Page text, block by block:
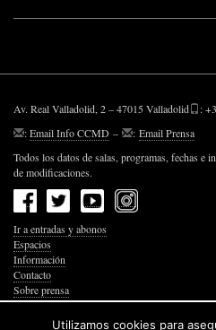
Av. Real Valladolid, 2 – 47015 Valladolid
:
:Email Info CCMD – : Email Prensa
Todos los datos de salas, programas, fechas e
de modificaciones.
Ir a entradas y abonos
Espacios
Información
Contacto
Sobre prensa
Política de Privacidad
Política de Cookies
Utilizamos cookies para